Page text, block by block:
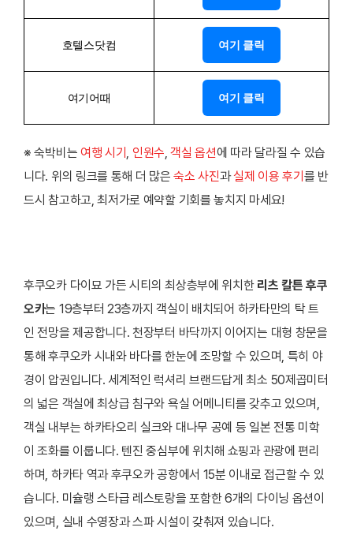
호텔스닷컴 여기 클릭
여기어때 여기 클릭
※ 숙박비는 여행 시기 , 인원수, 객실 옵션에 따라 달라질 수 있습
니다. 위의 링크를 통해 더 많은 숙소 사진과실제 이용 후기 를 반
드시 참고하고, 최저가로 예약할 기회를 놓치지 마세요!
후쿠오카 다이묘 가든 시티의 최상층부에 위치한 리츠 칼튼 후쿠
오카는 19층부터 23층까지 객실이 배치되어 하카타만의 탁 트
인 전망을 제공합니다. 천장부터 바닥까지 이어지는 대형 창문을
통해 후쿠오카 시내와 바다를 한눈에 조망할 수 있으며, 특히 야
경이 압권입니다. 세계적인 럭셔리 브랜드답게 최소 50제곱미터
의 넓은 객실에 최상급 침구와 욕실 어메니티를 갖추고 있으며,
객실 내부는 하카타오리 실크와 대나무 공예 등 일본 전통 미학
이 조화를 이룹니다. 텐진 중심부에 위치해 쇼핑과 관광에 편리
하며, 하카타 역과 후쿠오카 공항에서 15분 이내로 접근할 수 있
습니다. 미슐랭 스타급 레스토랑을 포함한 6개의 다이닝 옵션이
있으며, 실내 수영장과 스파 시설이 갖춰져 있습니다.